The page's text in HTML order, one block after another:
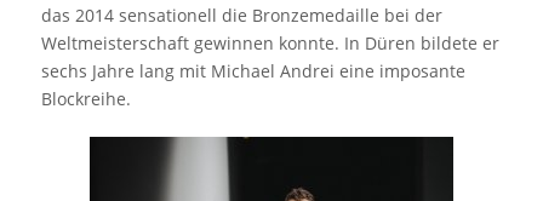
das 2014 sensationell die Bronzemedaille bei der
Weltmeisterschaft gewinnen konnte. In Düren bildete er
sechs Jahre lang mit Michael Andrei eine imposante
Blockreihe.